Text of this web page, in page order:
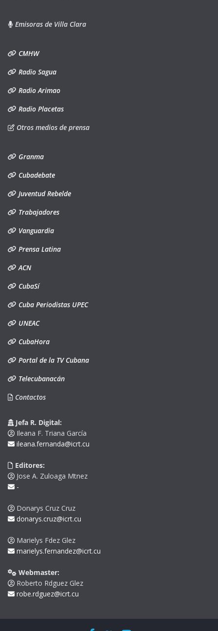
Emisoras de Villa Clara
CMHW
Radio Sagua
Radio Arimao
Radio Placetas
Otros medios de prensa
Granma
Cubadebate
Juventud Rebelde
Trabajadores
Vanguardia
Prensa Latina
ACN
CubaSí
Cuba Periodistas UPEC
UNEAC
CubaHora
Portal de la TV Cubana
Telecubanacán
Contactos
Jefa R. Digital:
Ileana F. Triana García
ileana.fernanda@icrt.cu
Editores:
Jose A. Zuloaga Mtnez
-
Donarys Cruz Cruz
donarys.cruz@icrt.cu
Marielys Fdez Glez
marielys.fernandez@icrt.cu
Webmaster:
Roberto Rdguez Glez
robe.rdguez@icrt.cu